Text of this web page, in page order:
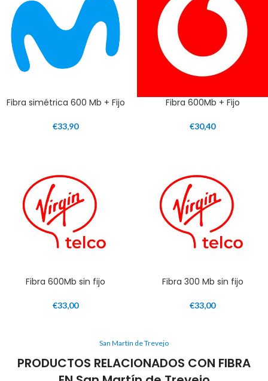
Fibra simétrica 600 Mb + Fijo
€33,90
Fibra 600Mb + Fijo
€30,40
Fibra 600Mb sin fijo
€33,00
Fibra 300 Mb sin fijo
€33,00
San Martín de Trevejo
PRODUCTOS RELACIONADOS CON FIBRA